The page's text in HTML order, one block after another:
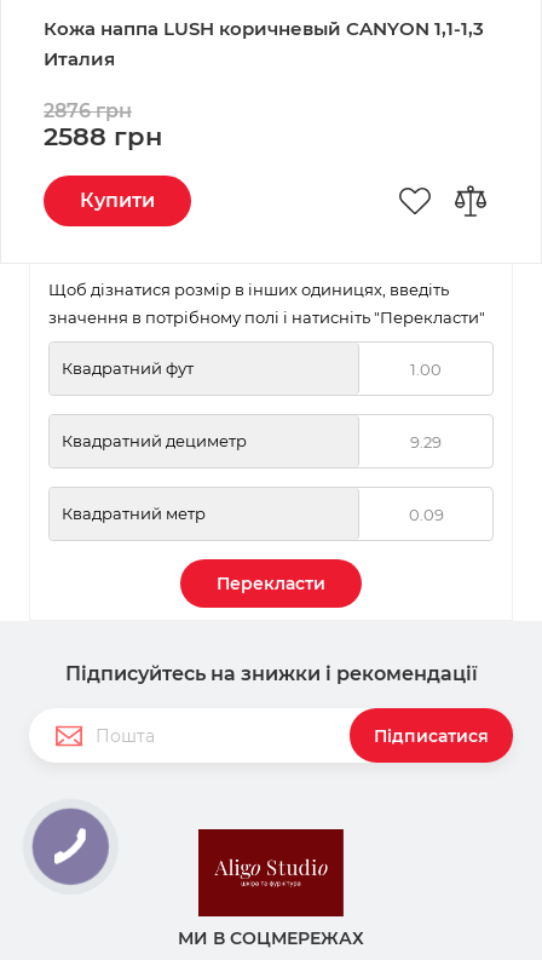
Кожа наппа LUSH коричневый CANYON 1,1-1,3
Италия
2588 грн
2876 грн
Купити
Щоб дізнатися розмір в інших одиницях, введіть
значення в потрібному полі і натисніть "Перекласти"
Квадратний фут
Квадратний дециметр
Квадратний метр
Перекласти
Підписуйтесь на знижки і рекомендації
Підписатися
МИ В СОЦМЕРЕЖАХ